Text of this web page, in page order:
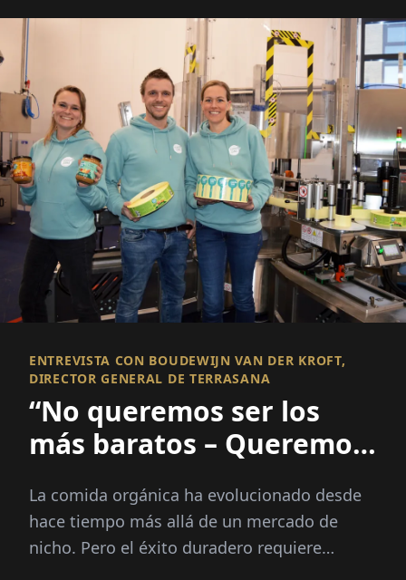
ENTREVISTA CON BOUDEWIJN VAN DER KROFT,
DIRECTOR GENERAL DE TERRASANA
“No queremos ser los
más baratos – Queremos
La comida orgánica ha evolucionado desde
hace tiempo más allá de un mercado de
nicho. Pero el éxito duradero requiere